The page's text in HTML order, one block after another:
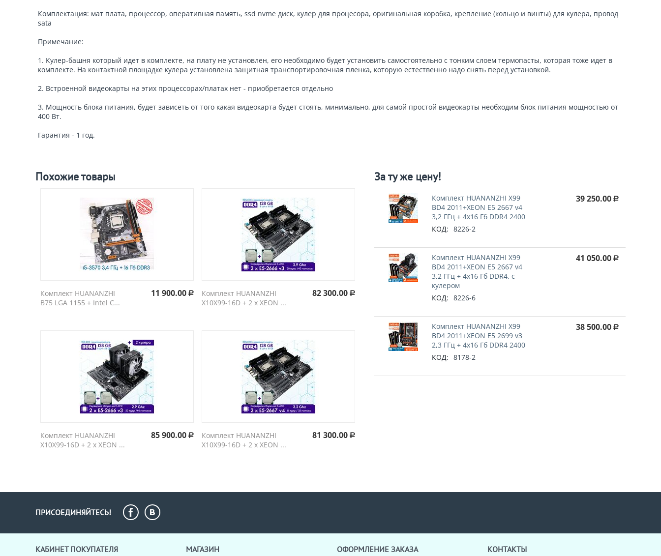
Комплектация: мат плата, процессор, оперативная память, ssd nvme диск, кулер для процесора, оригинальная коробка, крепление (кольцо и винты) для кулера, провод
sata
Примечание:
1. Кулер-башня который идет в комплекте, на плату не установлен, его необходимо будет установить самостоятельно с тонким слоем термопасты, которая тоже идет в
комплекте. На контактной площадке кулера установлена защитная транспортировочная пленка, которую естественно надо снять перед установкой.
2. Встроенной видеокарты на этих процессорах/платах нет - приобретается отдельно
3. Мощность блока питания, будет зависеть от того какая видеокарта будет стоять, минимально, для самой простой видеокарты необходим блок питания мощностью от
400 Вт.
Гарантия - 1 год.
Похожие товары
Комплект HUANANZHI
B75 LGA 1155 + Intel C...
11 900.00 Р
Комплект HUANANZHI
X10X99-16D + 2 х XEON ...
82 300.00 Р
Комплект HUANANZHI
X10X99-16D + 2 х XEON ...
85 900.00 Р
Комплект HUANANZHI
X10X99-16D + 2 х XEON ...
81 300.00 Р
За ту же цену!
Комплект HUANANZHI X99
BD4 2011+XEON E5 2667 v4
3,2 ГГц + 4x16 Гб DDR4 2400
КОД: 8226-2
39 250.00 Р
Комплект HUANANZHI X99
BD4 2011+XEON E5 2667 v4
3,2 ГГц + 4x16 Гб DDR4, с
кулером
КОД: 8226-6
41 050.00 Р
Комплект HUANANZHI X99
BD4 2011+XEON E5 2699 v3
2,3 ГГц + 4x16 Гб DDR4 2400
КОД: 8178-2
38 500.00 Р
ПРИСОЕДИНЯЙТЕСЬ!
КАБИНЕТ ПОКУПАТЕЛЯ МАГАЗИН ОФОРМЛЕНИЕ ЗАКАЗА КОНТАКТЫ